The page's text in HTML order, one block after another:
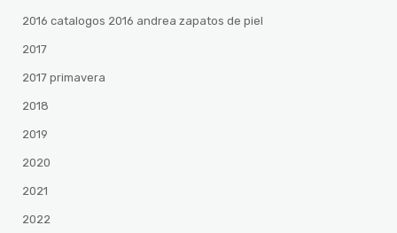
2016 catalogos 2016 andrea zapatos de piel
2017
2017 primavera
2018
2019
2020
2021
2022